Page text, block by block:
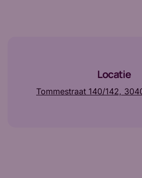
Locatie
Tommestraat 140/142,